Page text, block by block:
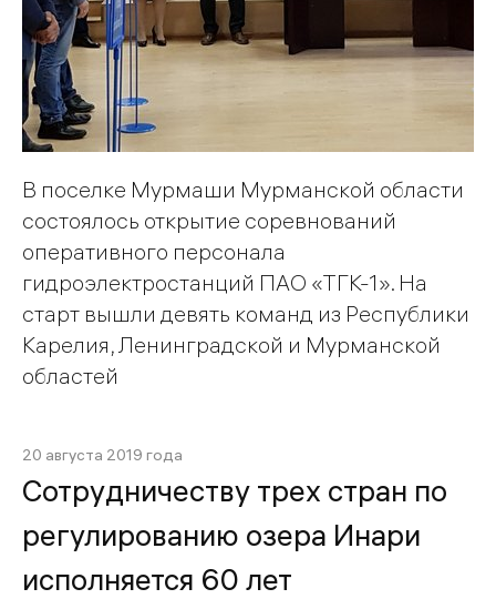
В поселке Мурмаши Мурманской области
состоялось открытие соревнований
оперативного персонала
гидроэлектростанций ПАО «ТГК-1». На
старт вышли девять команд из Республики
Карелия, Ленинградской и Мурманской
областей
20 августа 2019 года
Сотрудничеству трех стран по
регулированию озера Инари
исполняется 60 лет